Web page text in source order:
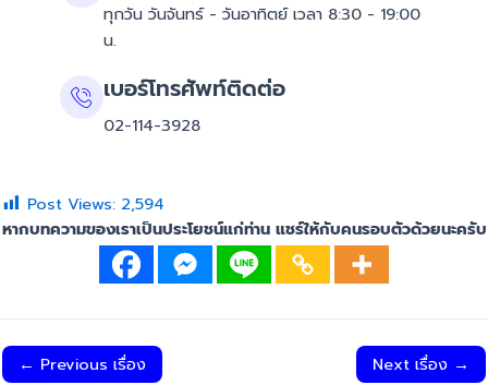
ทุกวัน วันจันทร์ - วันอาทิตย์ เวลา 8:30 - 19:00
น.
เบอร์โทรศัพท์ติดต่อ
02-114-3928
Post Views: 2,594
หากบทความของเราเป็นประโยชน์แก่ท่าน แชร์ให้กับคนรอบตัวด้วยนะครับ
← Previous เรื่อง Next เรื่อง →